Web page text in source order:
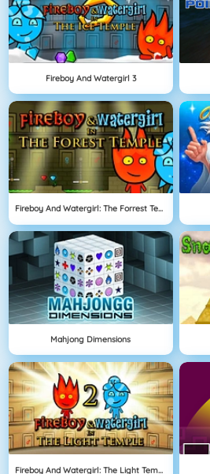
Fireboy And Watergirl 3
Fireboy And Watergirl: The Forrest Temple
Mahjong Dimensions
Fireboy And Watergirl: The Light Temple